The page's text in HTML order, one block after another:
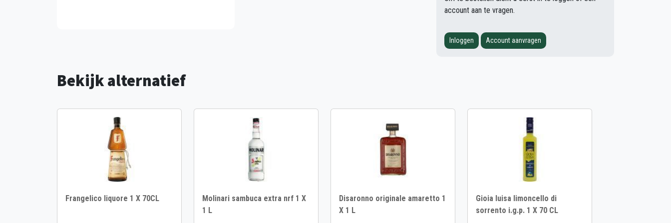
account aan te vragen.
Inloggen Account aanvragen
Bekijk alternatief
Frangelico liquore 1 X 70CL
Molinari sambuca extra nrf 1 X
1 L
Disaronno originale amaretto 1
X 1 L
Gioia luisa limoncello di
sorrento i.g.p. 1 X 70 CL